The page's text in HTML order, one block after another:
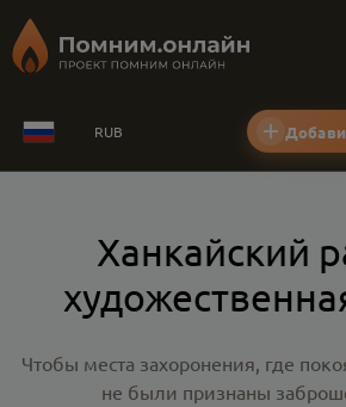
RUB
Ханкайский
Чтобы места захоронения, где
не были признаны